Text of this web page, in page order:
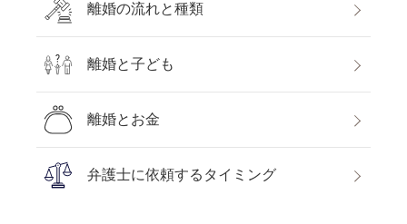
離婚の流れと種類
離婚と子ども
離婚とお金
弁護士に依頼するタイミング